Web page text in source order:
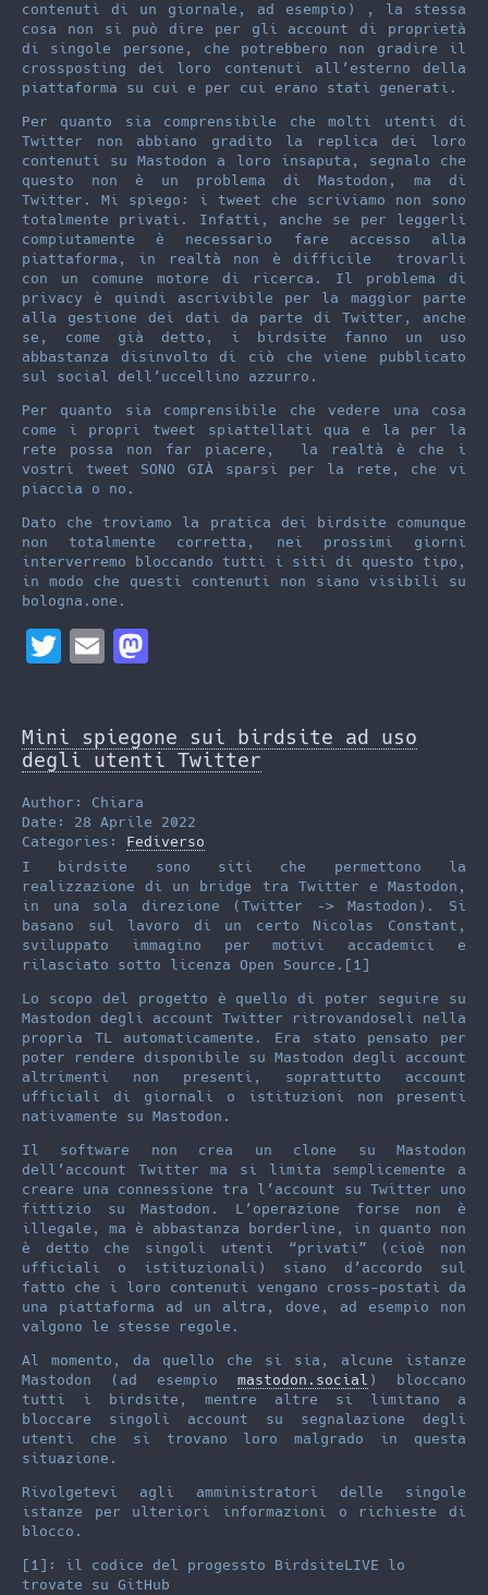
contenuti di un giornale, ad esempio) , la stessa
cosa non si può dire per gli account di proprietà
di singole persone, che potrebbero non gradire il
crossposting dei loro contenuti all’esterno della
piattaforma su cui e per cui erano stati generati.
Per quanto sia comprensibile che molti utenti di
Twitter non abbiano gradito la replica dei loro
contenuti su Mastodon a loro insaputa, segnalo che
questo non è un problema di Mastodon, ma di
Twitter. Mi spiego: i tweet che scriviamo non sono
totalmente privati. Infatti, anche se per leggerli
compiutamente è necessario fare accesso alla
piattaforma, in realtà non è difficile trovarli
con un comune motore di ricerca. Il problema di
privacy è quindi ascrivibile per la maggior parte
alla gestione dei dati da parte di Twitter, anche
se, come già detto, i birdsite fanno un uso
abbastanza disinvolto di ciò che viene pubblicato
sul social dell’uccellino azzurro.
Per quanto sia comprensibile che vedere una cosa
come i propri tweet spiattellati qua e la per la
rete possa non far piacere, la realtà è che i
vostri tweet SONO GIÀ sparsi per la rete, che vi
piaccia o no.
Dato che troviamo la pratica dei birdsite comunque
non totalmente corretta, nei prossimi giorni
interverremo bloccando tutti i siti di questo tipo,
in modo che questi contenuti non siano visibili su
bologna.one.
T
t
t
e
r
E
i
l
t
o
d
o
n
Mini spiegone sui birdsite ad uso
degli utenti Twitter
Author: Chiara
Date: 28 Aprile 2022
Categories: Fediverso
I birdsite sono siti che permettono la
realizzazione di un bridge tra Twitter e Mastodon,
in una sola direzione (Twitter –> Mastodon). Si
basano sul lavoro di un certo Nicolas Constant,
sviluppato immagino per motivi accademici e
rilasciato sotto licenza Open Source.[1]
Lo scopo del progetto è quello di poter seguire su
Mastodon degli account Twitter ritrovandoseli nella
propria TL automaticamente. Era stato pensato per
poter rendere disponibile su Mastodon degli account
altrimenti non presenti, soprattutto account
ufficiali di giornali o istituzioni non presenti
nativamente su Mastodon.
Il software non crea un clone su Mastodon
dell’account Twitter ma si limita semplicemente a
creare una connessione tra l’account su Twitter uno
fittizio su Mastodon. L’operazione forse non è
illegale, ma è abbastanza borderline, in quanto non
è detto che singoli utenti “privati” (cioè non
ufficiali o istituzionali) siano d’accordo sul
fatto che i loro contenuti vengano cross-postati da
una piattaforma ad un altra, dove, ad esempio non
valgono le stesse regole.
Al momento, da quello che si sia, alcune istanze
Mastodon (ad esempio mastodon.social ) bloccano
tutti i birdsite, mentre altre si limitano a
bloccare singoli account su segnalazione degli
utenti che si trovano loro malgrado in questa
situazione.
Rivolgetevi agli amministratori delle singole
istanze per ulteriori informazioni o richieste di
blocco.
[1]: il codice del progessto BirdsiteLIVE lo
trovate su GitHub